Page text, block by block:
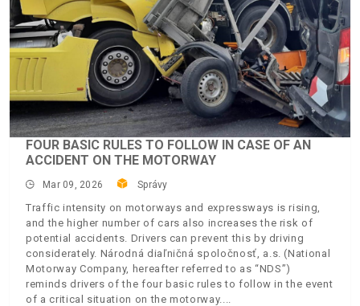
FOUR BASIC RULES TO FOLLOW IN CASE OF AN
ACCIDENT ON THE MOTORWAY
Mar 09, 2026 Správy
Traffic intensity on motorways and expressways is rising,
and the higher number of cars also increases the risk of
potential accidents. Drivers can prevent this by driving
considerately. Národná diaľničná spoločnosť, a.s. (National
Motorway Company, hereafter referred to as “NDS”)
reminds drivers of the four basic rules to follow in the event
of a critical situation on the motorway.